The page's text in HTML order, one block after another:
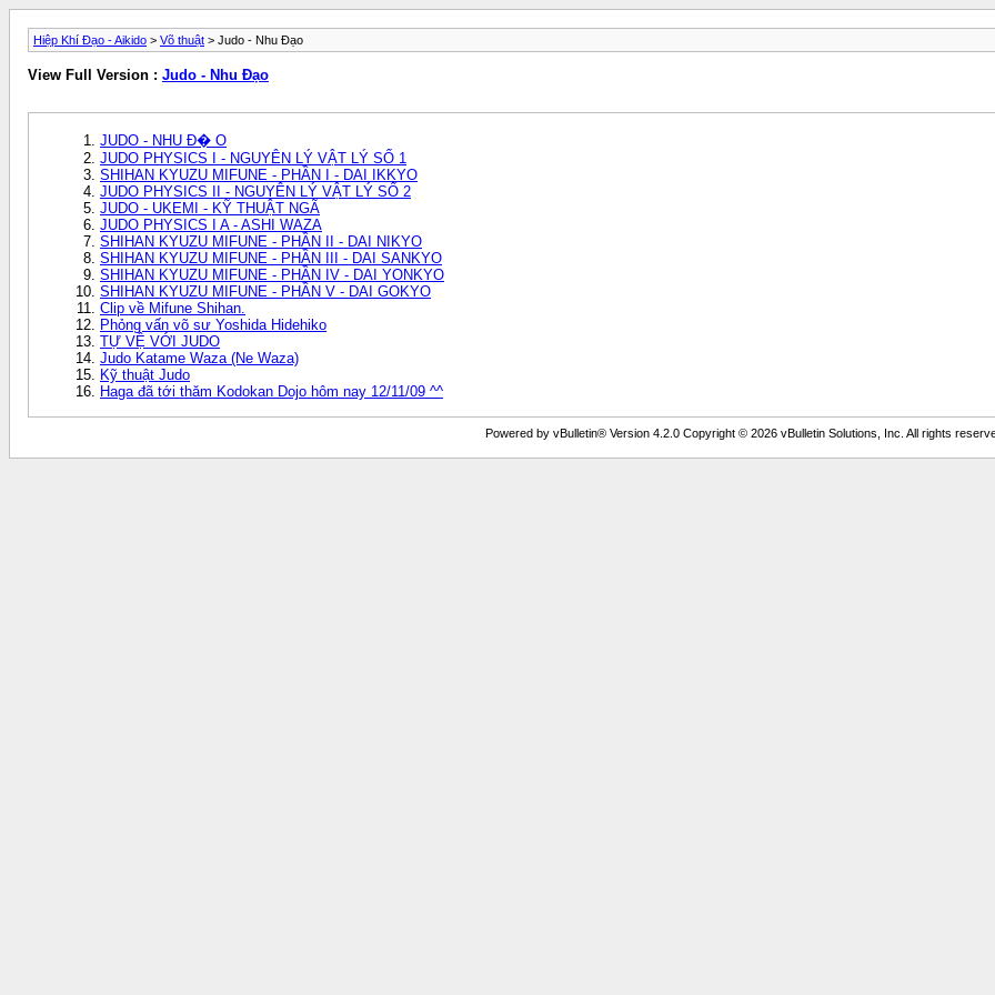
Hiệp Khí Đạo - Aikido > Võ thuật > Judo - Nhu Đạo
View Full Version : Judo - Nhu Đạo
JUDO - NHU Đ� O
JUDO PHYSICS I - NGUYÊN LÝ VẬT LÝ SỐ 1
SHIHAN KYUZU MIFUNE - PHẦN I - DAI IKKYO
JUDO PHYSICS II - NGUYÊN LÝ VẬT LÝ SỐ 2
JUDO - UKEMI - KỸ THUẬT NGÃ
JUDO PHYSICS I A - ASHI WAZA
SHIHAN KYUZU MIFUNE - PHẦN II - DAI NIKYO
SHIHAN KYUZU MIFUNE - PHẦN III - DAI SANKYO
SHIHAN KYUZU MIFUNE - PHẦN IV - DAI YONKYO
SHIHAN KYUZU MIFUNE - PHẦN V - DAI GOKYO
Clip về Mifune Shihan.
Phỏng vấn võ sư Yoshida Hidehiko
TỰ VỆ VỚI JUDO
Judo Katame Waza (Ne Waza)
Kỹ thuật Judo
Haga đã tới thăm Kodokan Dojo hôm nay 12/11/09 ^^
Powered by vBulletin® Version 4.2.0 Copyright © 2026 vBulletin Solutions, Inc. All rights